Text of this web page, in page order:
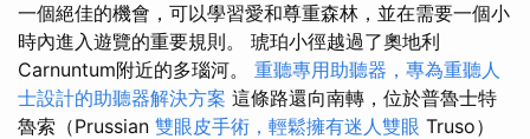
一個絕佳的機會，可以學習愛和尊重森林，並在需要一個小
時內進入遊覽的重要規則。 琥珀小徑越過了奧地利
Carnuntum附近的多瑙河。 重聽專用助聽器，專為重聽人
士設計的助聽器解決方案 這條路還向南轉，位於普魯士特
魯索（Prussian 雙眼皮手術，輕鬆擁有迷人雙眼 Truso）